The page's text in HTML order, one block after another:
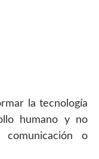
la tecnología
humano y no
o